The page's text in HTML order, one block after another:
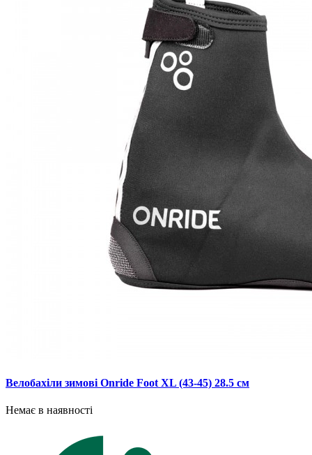
Велобахіли зимові Onride Foot XL (43-45) 28.5 см
Немає в наявності